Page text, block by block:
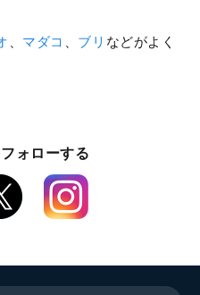
マダコ ブリ などがよく
ォローする